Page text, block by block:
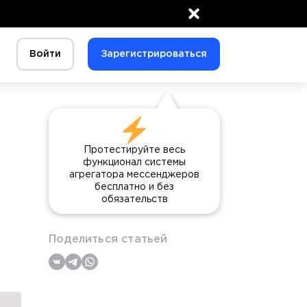
×
Войти Зарегистрироваться
Протестируйте весь
функционал системы
агрегатора мессенджеров
бесплатно и без
обязательств
Поделиться статьей